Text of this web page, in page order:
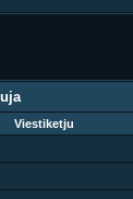
Viestiketju